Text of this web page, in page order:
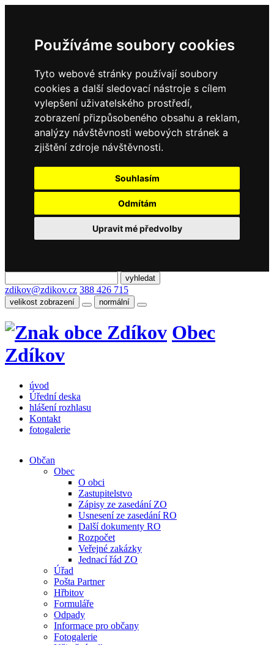
Používáme soubory cookies
Tyto webové stránky používají soubory
cookies a další sledovací nástroje s cílem
vylepšení uživatelského prostředí,
zobrazení přizpůsobeného obsahu a reklam,
analýzy návštěvnosti webových stránek a
zjištění zdroje návštěvnosti.
Souhlasím
Odmítám
Upravit mé předvolby
zdikov@zdikov.cz 388 426 715
velikost zobrazení normální
Obec
Zdíkov
úvod
Úřední deska
hlášení rozhlasu
Kontakt
fotogalerie
Občan
Obec
O obci
Zastupitelstvo
Zápisy ze zasedání ZO
Usnesení ze zasedání RO
Další dokumenty RO
Rozpočet
Veřejné zakázky
Jednací řád ZO
Úřad
Pošta Partner
Hřbitov
Formuláře
Odpady
Informace pro občany
Fotogalerie